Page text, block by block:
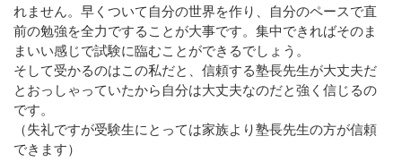
れません。早くついて自分の世界を作り、自分のペースで直
前の勉強を全力ですることが大事です。集中できればそのま
まいい感じで試験に臨むことができるでしょう。
そして受かるのはこの私だと、信頼する塾長先生が大丈夫だ
とおっしゃっていたから自分は大丈夫なのだと強く信じるの
です。
（失礼ですが受験生にとっては家族より塾長先生の方が信頼
できます）